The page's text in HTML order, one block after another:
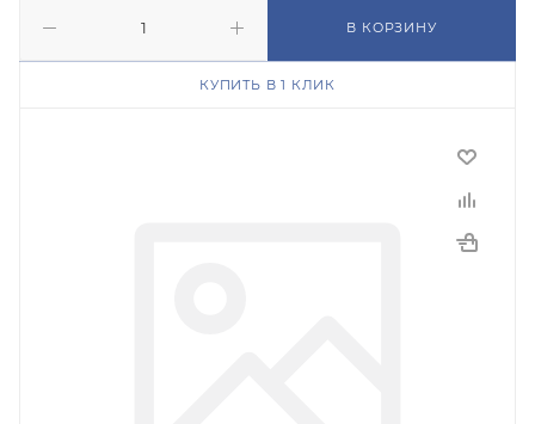
В КОРЗИНУ
КУПИТЬ В 1 КЛИК